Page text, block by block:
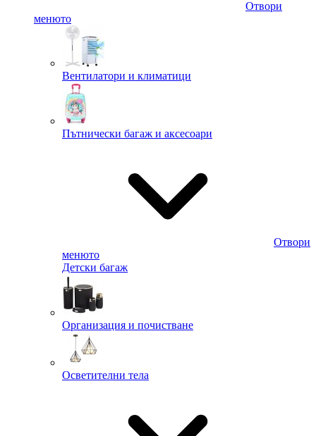
Отвори
менюто
Вентилатори и климатици
Пътнически багаж и аксесоари
Отвори
менюто
Детски багаж
Организация и почистване
Осветителни тела